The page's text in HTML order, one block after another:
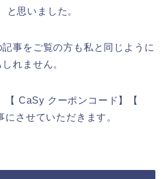
思いました。
事をご覧の方も私と同じように
れません。
CaSy クーポンコード】【
させていただきます。